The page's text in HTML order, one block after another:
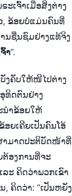
ເຈົ້າເມື່ອສິ່ງຕ່າງ
, ຂ້ອຍບໍ່ແມ່ນຄົນທີ່
ນຊື່ນຊົມຢ່າງແທ້ຈິງ
າ”.
ງຄັບໃຫ້ໜີໄປຕ່າງ
ທິດຕົນຢ່າງ
ນໍາຂ້ອຍໃຫ້
ຍເຄີຍເປັນຄົນໂອ້
າມາດປະຕິບັດໜ້າທີ່
ຕ້ອງການທີ່ຈະ
ະ ຄິດວ່າພວກເຂົາ
ຄິດວ່າ: “ເປັນຫຍັງ